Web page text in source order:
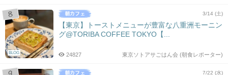
BLOG
3/14 (土)
【東京】トーストメニューが豊富な八重洲モーニン
グ@TORIBA COFFEE TOKYO【...
東京ソトアサごはん会 (朝食レポーター)
24827
7/22 (水)